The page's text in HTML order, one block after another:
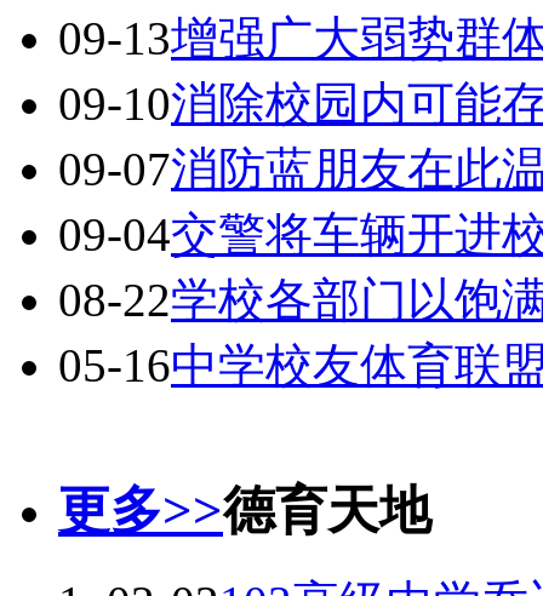
09-13增强广大弱势群
09-10消除校园内可能
09-07消防蓝朋友在此
09-04交警将车辆开进
08-22学校各部门以饱
05-16中学校友体育联
更多>>德育天地